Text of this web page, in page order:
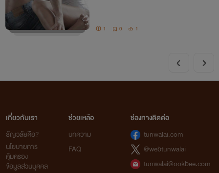
1 0 1
เกี่ยวกับเรา
ธัญวลัยคือ?
นโยบายการ
คุ้มครอง
ข้อมูลส่วนบุคคล
ช่วยเหลือ
บทความ
FAQ
ช่องทางติดต่อ
tunwalai.com
@webtunwalai
tunwalai@ookbee.com